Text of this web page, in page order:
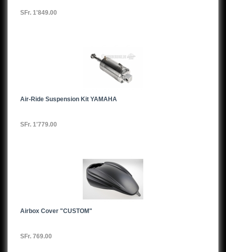
SFr. 1'849.00
Air-Ride Suspension Kit YAMAHA
SFr. 1'779.00
Airbox Cover "CUSTOM"
SFr. 769.00